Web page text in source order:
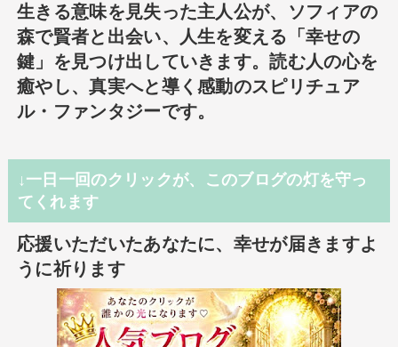
生きる意味を見失った主人公が、ソフィアの
森で賢者と出会い、人生を変える「幸せの
鍵」を見つけ出していきます。読む人の心を
癒やし、真実へと導く感動のスピリチュア
ル・ファンタジーです。
↓一日一回のクリックが、このブログの灯を守っ
てくれます
応援いただいたあなたに、幸せが届きますよ
うに祈ります